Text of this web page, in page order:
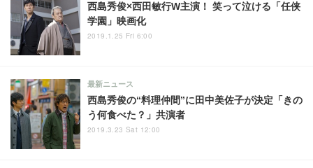
西島秀俊×西田敏行W主演！ 笑って泣ける「任侠
学園」映画化
2019.1.25 Fri 6:00
西島秀俊の“料理仲間”に田中美佐子が決定「きの
う何食べた？」共演者
最新ニュース
2019.3.23 Sat 12:00